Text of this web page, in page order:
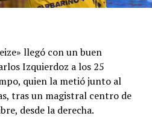
llegó con un buen
Izquierdoz a los 25
quien la metió junto al
tras un magistral centro de
desde la derecha.